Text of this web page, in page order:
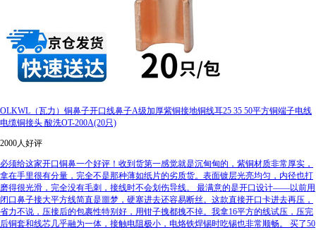
OLKWL（瓦力）铜鼻子开口线鼻子A级加厚紫铜接地铜线耳25 35 50平方铜端子电线
电缆铜接头 酸洗OT-200A(20只)
2000人好评
必须给这家开口铜鼻一个好评！收到货第一感觉就是沉甸甸的，紫铜材质非常厚实，
拿在手里很有分量，完全不是那种薄如纸片的劣质货。表面镀层光亮均匀，内径也打
磨得很光滑，完全没有毛刺，接线时不会划伤导线。 最满意的是开口设计——以前用
闭口鼻子接大平方线简直是噩梦，硬塞进去还容易断丝。这款直接开口卡进去再压，
省力不说，压接后的包裹性特别好，用钳子拽都拽不掉。我拿16平方的线试压，压完
后铜套和线芯几乎融为一体，接触电阻极小，电烙铁焊锡时吃锡也非常顺畅。 买了50